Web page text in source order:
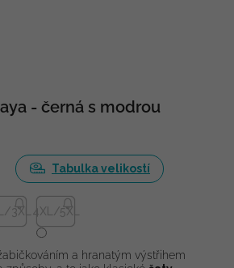
- černá s modrou
Tabulka velikostí
3XL 4XL/5XL
a hranatým výstřihem